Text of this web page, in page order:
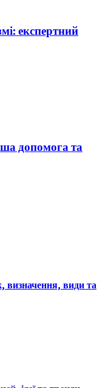
експертний
допомога та
визначення, види та